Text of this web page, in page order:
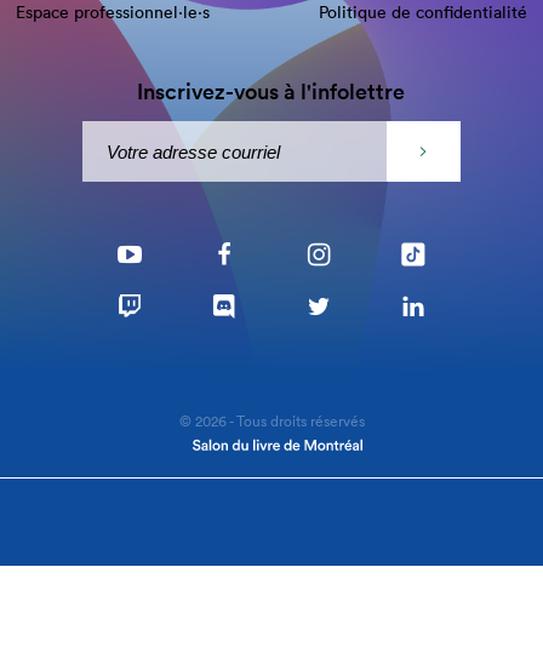
Espace professionnel·le⋅s
Politique de confidentialité
Inscrivez-vous à l'infolettre
© 2026 - Tous droits réservés